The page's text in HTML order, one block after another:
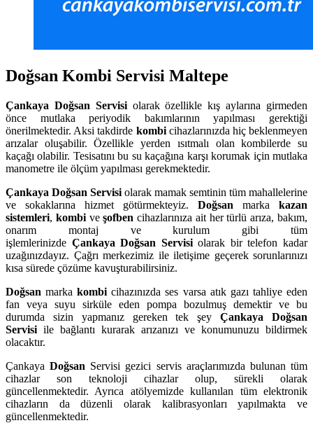
Doğsan Kombi Servisi Maltepe
Çankaya Doğsan Servisi olarak özellikle kış aylarına girmeden
önce mutlaka periyodik bakımlarının yapılması gerektiği
önerilmektedir. Aksi takdirde kombicihazlarınızda hiç beklenmeyen
arızalar oluşabilir. Özellikle yerden ısıtmalı olan kombilerde su
kaçağı olabilir. Tesisatını bu su kaçağına karşı korumak için mutlaka
manometre ile ölçüm yapılması gerekmektedir.
Çankaya Doğsan Servisi olarak mamak semtinin tüm mahallelerine
ve sokaklarına hizmet götürmekteyiz. Doğsan marka kazan
sistemleri, kombi veşofben cihazlarınıza ait her türlü arıza, bakım,
onarım montaj ve kurulum gibi tüm
işlemlerinizde ÇankayaDoğsan Servisiolarak bir telefon kadar
uzağınızdayız. Çağrı merkezimiz ile iletişime geçerek sorunlarınızı
kısa sürede çözüme kavuşturabilirsiniz.
Doğsan markakombicihazınızda ses varsa atık gazı tahliye eden
fan veya suyu sirküle eden pompa bozulmuş demektir ve bu
durumda sizin yapmanız gereken tek şeyÇankaya Doğsan
Servisi ile bağlantı kurarak arızanızı ve konumunuzu bildirmek
olacaktır.
ÇankayaDoğsan Servisi gezici servis araçlarımızda bulunan tüm
cihazlar son teknoloji cihazlar olup, sürekli olarak
güncellenmektedir. Ayrıca atölyemizde kullanılan tüm elektronik
cihazların da düzenli olarak kalibrasyonları yapılmakta ve
güncellenmektedir.